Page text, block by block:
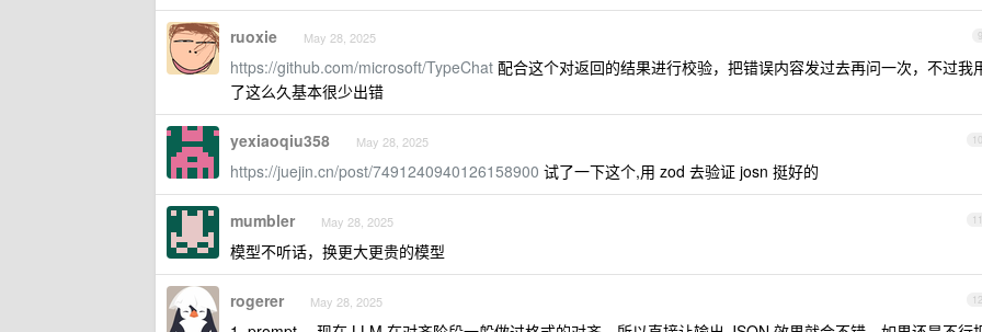
9
ruoxie May 28, 2025
https://github.com/microsoft/TypeChat 配合这个对返回的结果进行校验，把错误内容发过去再问一次，不过我
了这么久基本很少出错
10
yexiaoqiu358 May 28, 2025
https://juejin.cn/post/7491240940126158900 试了一下这个,用 zod 去验证 josn 挺好的
11
mumbler May 28, 2025
模型不听话，换更大更贵的模型
12
rogerer May 28, 2025